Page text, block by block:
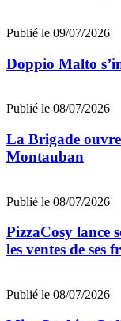
Publié le 09/07/2026
Doppio Malto
Publié le 08/07/2026
La Brigade
Montauban
Publié le 08/07/2026
PizzaCosy lance
les ventes de ses
Publié le 08/07/2026